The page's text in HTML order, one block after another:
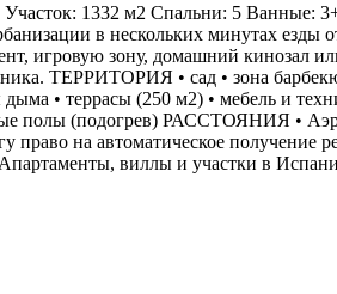
1332 м2 Спальни: 5 Ванные:
в нескольких минутах езды
игровую зону, домашний кинозал
ТЕРРИТОРИЯ • сад • зона барбекю
• террасы (250 м2) • мебель и
полы (подогрев) РАССТОЯНИЯ •
на автоматическое получение
виллы и участки в